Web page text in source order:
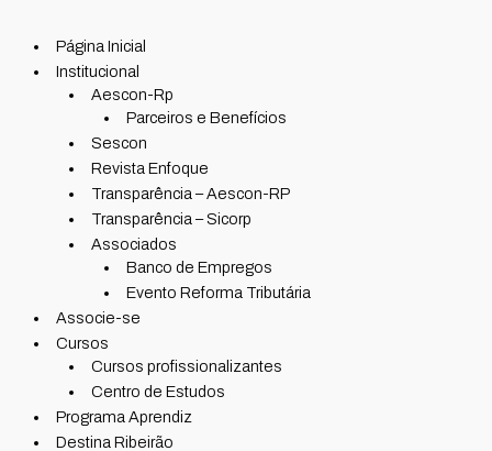
Página Inicial
Institucional
Aescon-Rp
Parceiros e Benefícios
Sescon
Revista Enfoque
Transparência – Aescon-RP
Transparência – Sicorp
Associados
Banco de Empregos
Evento Reforma Tributária
Associe-se
Cursos
Cursos profissionalizantes
Centro de Estudos
Programa Aprendiz
Destina Ribeirão